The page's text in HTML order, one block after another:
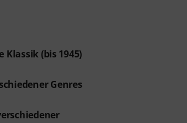
Klassik (bis 1945)
Genres